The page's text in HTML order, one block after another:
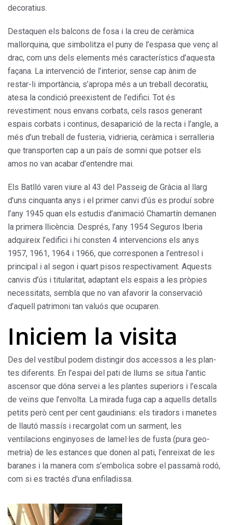
decoratius.
Destaquen els balcons de fosa i la creu de ceràmica
mallorquina, que simbolitza el puny de l’espasa que venç al
drac, com uns dels elements més característics d’aquesta
faça­na. La intervenció de l’interior, sense cap ànim de
restar-li importància, s’apropa més a un treball decora­tiu,
atesa la condició preexistent de l’edifici. Tot és
revestiment: nous envans corbats, cels rasos generant
espais corbats i continus, desapa­rició de la recta i l’angle, a
més d’un treball de fusteria, vidrieria, ceràmi­ca i serralleria
que transporten cap a un país de somni que potser els
amos no van acabar d’entendre mai.
Els Batlló varen viure al 43 del Passeig de Gràcia al llarg
d’uns cin­quanta anys i el primer canvi d’ús es produí sobre
l’any 1945 quan els estudis d’animació Chamar­tín demanen
la primera llicència. Després, l’any 1954 Seguros Iberia
adquireix l’edifici i hi consten 4 inter­vencions els anys
1957, 1961, 1964 i 1966, que corresponen a l’entresol i
principal i al segon i quart pisos res­pectivament. Aquests
canvis d’ús i titularitat, adaptant els espais a les pròpies
necessitats, sembla que no van afavorir la conservació
d’aquell patrimoni tan valuós que ocuparen.
Iniciem la visita
Des del vestíbul podem distin­gir dos accessos a les plan­
tes diferents. En l’espai del pati de llums se situa l’antic
ascen­sor que dóna servei a les plantes superiors i l’escala
de veïns que l’en­volta. La mirada fuga cap a aquells detalls
petits però cent per cent gaudinians: els tiradors i manetes
de llautó massís i recargolat com un sarment, les
ventilacions enginyo­ses de lamel·les de fusta (pura geo­
metria) de les estances que donen al pati, l’enreixat de les
baranes i la manera com s’embolica sobre el passamà rodó,
com si es tractés d’una enfiladissa.